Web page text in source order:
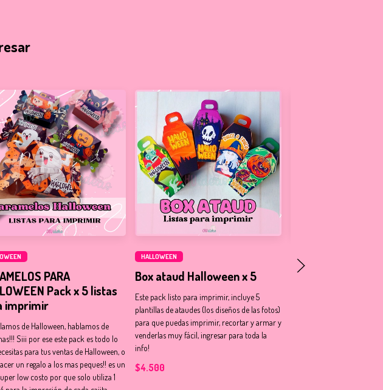
PARA
Pack x 5 listas
imprimir
de Halloween, hablamos de
Siii por ese este pack es todo lo
para tus ventas de Halloween, o
un regalo a los mas peques!! es un
low costo por que solo utiliza 1
HALLOWEEN
Box ataud Halloween x 5
Este pack listo para imprimir, incluye 5
plantillas de ataudes (los diseños de las fotos)
para que puedas imprimir, recortar y armar y
venderlas muy fácil, ingresar para toda la
info!
$4.500
HALLOWEEN
Cono cerrado